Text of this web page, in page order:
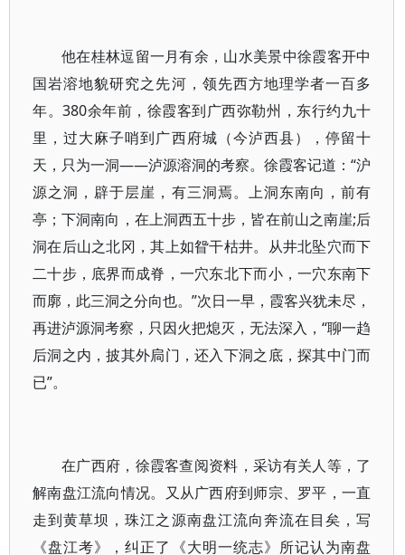
他在桂林逗留一月有余，山水美景中徐霞客开中
国岩溶地貌研究之先河，领先西方地理学者一百多
年。380余年前，徐霞客到广西弥勒州，东行约九十
里，过大麻子哨到广西府城（今泸西县），停留十
天，只为一洞——泸源溶洞的考察。徐霞客记道：“沪
源之洞，辟于层崖，有三洞焉。上洞东南向，前有
亭；下洞南向，在上洞西五十步，皆在前山之南崖;后
洞在后山之北冈，其上如眢干枯井。从井北坠穴而下
二十步，底界而成脊，一穴东北下而小，一穴东南下
而廓，此三洞之分向也。”次日一早，霞客兴犹未尽，
再进泸源洞考察，只因火把熄灭，无法深入，“聊一趋
后洞之内，披其外扃门，还入下洞之底，探其中门而
已”。
在广西府，徐霞客查阅资料，采访有关人等，了
解南盘江流向情况。又从广西府到师宗、罗平，一直
走到黄草坝，珠江之源南盘江流向奔流在目矣，写
《盘江考》，纠正了《大明一统志》所记认为南盘